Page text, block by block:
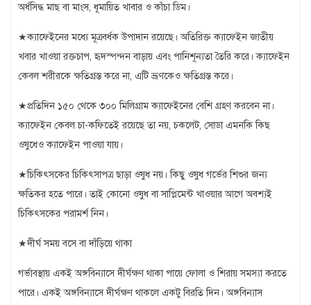
অর্ধসিদ্ধ মাছ বা মাংস, ধূমায়িত খাবার ও কাঁচা ডিম।
★ক্যাফেইনের মধ্যে মূত্রবর্ধক উপাদান রয়েছে। অতিরিক্ত ক্যাফেইন জাতীয়
খবার খাওয়া রক্তচাপ, হৃদস্পন্দন বাড়ায় এবং পানিশূন্যতা তৈরি করে। ক্যাফেইন
কেবল শরীরকে ক্ষতিগ্রস্ত করে না, এটি ভ্রূণকেও ক্ষতিগ্রস্ত করে।
★প্রতিদিন ১৫০ থেকে ৩০০ মিলিগ্রাম ক্যাফেইনের বেশি গ্রহণ করবেন না।
ক্যাফেইন কেবল চা-কফিতেই রয়েছে তা নয়, চকলেট, সোডা এমনকি কিছ
ওষুধেও ক্যাফেইন পাওয়া যায়।
★চিকিৎসকের চিকিৎসাপত্র ছাড়া ওষুধ নয়।কিছু ওষুধ গর্ভের শিশুর জন্য
ক্ষতিকর হতে পারে। তাই কোনো ওষুধ বা সাপ্লিমেন্ট খাওয়ার আগে অবশ্যই
চিকিৎসকের পরামর্শ নিন।
★দীর্ঘ সময় বসে বা দাঁড়িয়ে থাকা
গর্ভাবস্থায় একই অঙ্গবিন্যাসে দীর্ঘক্ষণ থাকা পায়ে ফোলা ও শিরায় সমস্যা করতে
পারে। একই অঙ্গবিন্যাসে দীর্ঘক্ষণ থাকলে একটু বিরতি দিন। অঙ্গবিন্যাস